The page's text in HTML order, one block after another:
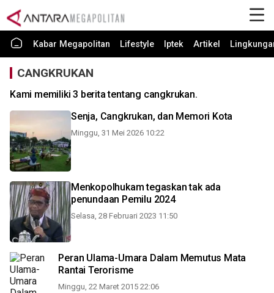
Kabar Megapolitan Lifestyle Iptek Artikel
CANGKRUKAN
Kami memiliki 3 berita tentang cangkrukan.
Senja, Cangkrukan, dan Memori Kota
Minggu, 31 Mei 2026 10:22
Menkopolhukam tegaskan tak ada
penundaan Pemilu 2024
Selasa, 28 Februari 2023 11:50
Peran Ulama-Umara Dalam Memutus Mata
Rantai Terorisme
Minggu, 22 Maret 2015 22:06